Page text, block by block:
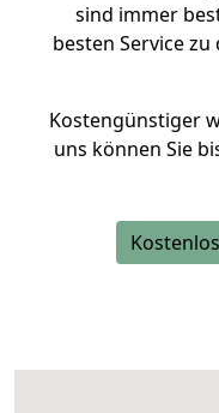
sind immer
besten Service zu
Kostengünstiger
uns können Sie